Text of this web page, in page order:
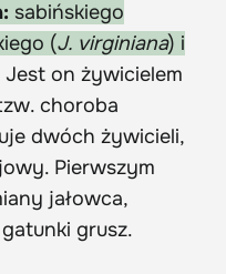
sabińskiego
(J. virginiana) i
Jest on żywicielem
choroba
dwóch żywicieli,
Pierwszym
jałowca,
grusz.